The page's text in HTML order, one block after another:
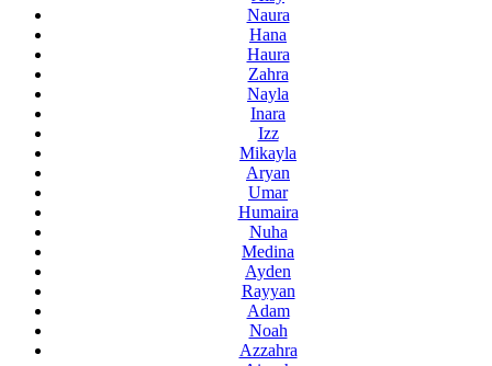
Naura
Hana
Haura
Zahra
Nayla
Inara
Izz
Mikayla
Aryan
Umar
Humaira
Nuha
Medina
Ayden
Rayyan
Adam
Noah
Azzahra